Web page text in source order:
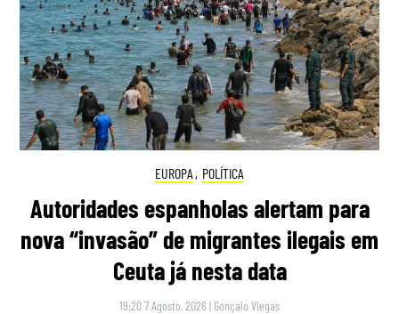
EUROPA , POLÍTICA
Autoridades espanholas alertam para
nova “invasão” de migrantes ilegais em
Ceuta já nesta data
19:20 7 Agosto, 2026 | Gonçalo Viegas